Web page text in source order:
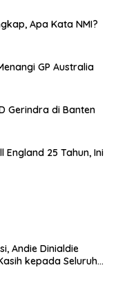
Apa Kata NMI?
GP Australia
Gerindra di Banten
England 25 Tahun, Ini
Andie Dinialdie
kepada Seluruh